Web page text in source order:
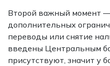
Второй важный момент
дополнительных
переводы или снятие
введены Центральным
присутствуют, значит у